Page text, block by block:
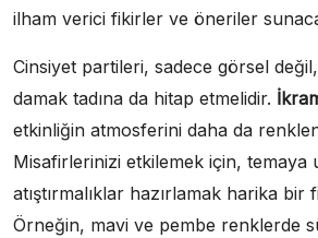
ilham verici fikirler ve öneriler
Cinsiyet partileri, sadece görsel
damak tadına da hitap etmelidir.
etkinliğin atmosferini daha da
Misafirlerinizi etkilemek için, temaya
atıştırmalıklar hazırlamak harika bir
Örneğin, mavi ve pembe renklerde